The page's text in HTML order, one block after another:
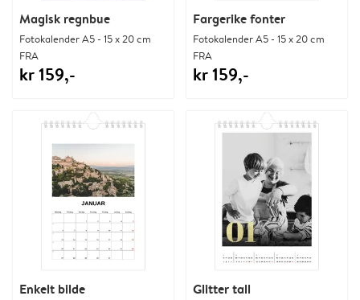
Magisk regnbue
Fotokalender A5 - 15 x 20 cm
FRA
kr 159,-
Fargerike fonter
Fotokalender A5 - 15 x 20 cm
FRA
kr 159,-
Enkelt bilde Glitter tall